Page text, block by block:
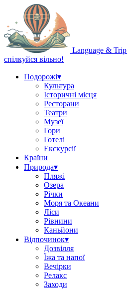
Language & Trip
спілкуйся вільно!
Подорожі▾
Культура
Історичні місця
Ресторани
Театри
Музеї
Гори
Готелі
Екскурсії
Країни
Природа▾
Пляжі
Озера
Річки
Моря та Океани
Ліси
Рівнини
Каньйони
Відпочинок▾
Дозвілля
Їжа та напої
Вечірки
Релакс
Заходи